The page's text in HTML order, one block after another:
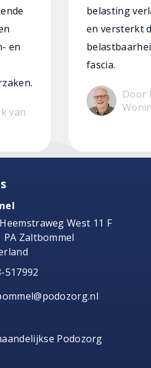
en
van
belasting
en versterkt
fascia.
Door
West 11 F
PA Zaltbommel
517992
Podozorg